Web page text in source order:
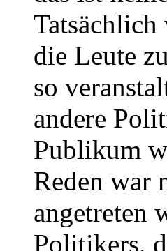
die Leute
so
andere
Publikum
Reden war
angetreten
Politikers,